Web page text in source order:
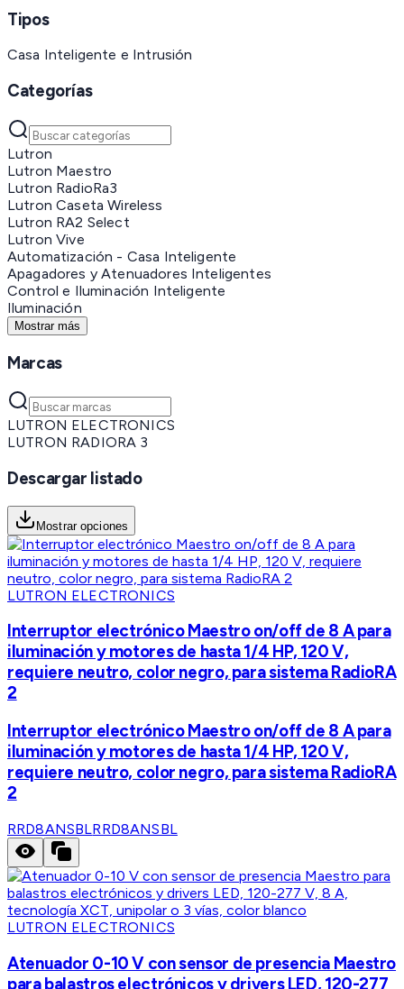
Tipos
Casa Inteligente e Intrusión
Categorías
Lutron
Lutron Maestro
Lutron RadioRa3
Lutron Caseta Wireless
Lutron RA2 Select
Lutron Vive
Automatización - Casa Inteligente
Apagadores y Atenuadores Inteligentes
Control e Iluminación Inteligente
Iluminación
Mostrar más
Marcas
LUTRON ELECTRONICS
LUTRON RADIORA 3
Descargar listado
Mostrar opciones
LUTRON ELECTRONICS
Interruptor electrónico Maestro on/off de 8 A para
iluminación y motores de hasta 1/4 HP, 120 V,
requiere neutro, color negro, para sistema RadioRA
2
Interruptor electrónico Maestro on/off de 8 A para
iluminación y motores de hasta 1/4 HP, 120 V,
requiere neutro, color negro, para sistema RadioRA
2
RRD8ANSBLRRD8ANSBL
LUTRON ELECTRONICS
Atenuador 0-10 V con sensor de presencia Maestro
para balastros electrónicos y drivers LED, 120-277